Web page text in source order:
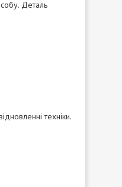
Деталь
техніки.